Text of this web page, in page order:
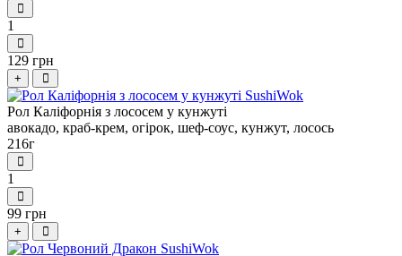
1
129 грн
+
Рол Каліфорнія з лососем у кунжуті
авокадо, краб-крем, огірок, шеф-соус, кунжут, лосось
216г
1
99 грн
+